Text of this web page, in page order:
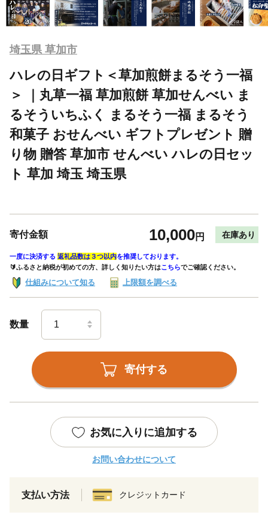
埼玉県 草加市
ハレの日ギフト＜草加煎餅まるそう一福
＞ ｜丸草一福 草加煎餅 草加せんべい ま
るそういちふく まるそう一福 まるそう
和菓子 おせんべい ギフトプレゼント 贈
り物 贈答 草加市 せんべい ハレの日セッ
ト 草加 埼玉 埼玉県
寄付金額 10,000円 在庫あり
一度に決済する 返礼品数は３つ以内を推奨しております。
🔰ふるさと納税が初めての方、詳しく知りたい方はこちらでご確認ください。
仕組みについて知る 上限額を調べる
数量
寄付する
お気に入りに追加する
お問い合わせについて
支払い方法 クレジットカード